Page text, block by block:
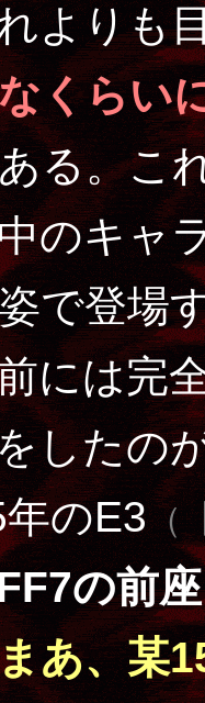
りも目
くらい
る。こ
のキャ
で登場
には完
したの
のE3（
の前
あ、某